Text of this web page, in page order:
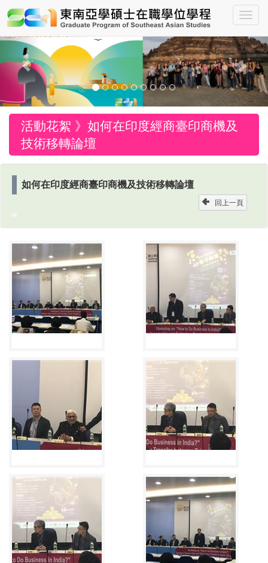
Previous
活動花絮 》 如何在印度經商臺印商機及
技術移轉論壇
如何在印度經商臺印商機及技術移轉論壇
回上一頁